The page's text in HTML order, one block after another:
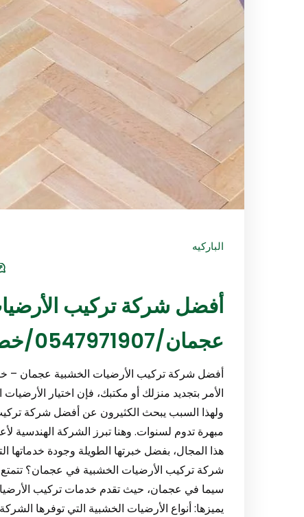
الباركيه
أفضل شركة تركيب
عجمان/0547971907/خصم30%
أفضل شركة تركيب الأرضيات الخشبية عجمان –
الأمر بتجديد منزلك أو مكتبك، فإن اختيار
ولهذا السبب يبحث الكثيرون عن أفضل شركة
مبهرة تدوم لسنوات. وهنا تبرز الشركة الهندسية
هذا المجال، بفضل خبرتها الطويلة وجودة خدماتها
شركة تركيب الأرضيات الخشبية في عجمان؟ تتمتع
سيما في عجمان، حيث تقدم خدمات تركيب
يميزها: أنواع الأرضيات الخشبية التي توفرها